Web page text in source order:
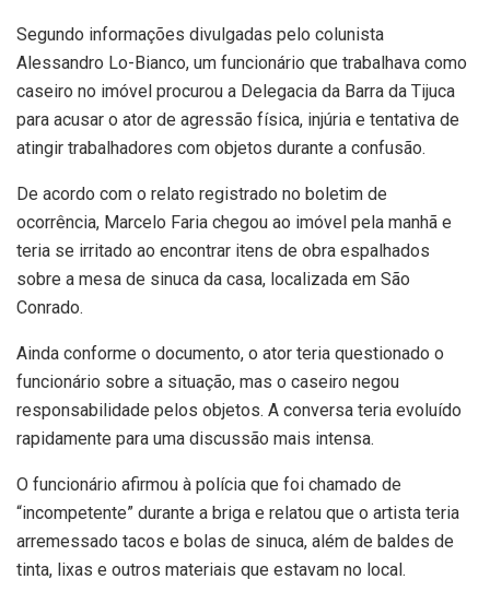
Segundo informações divulgadas pelo colunista
Alessandro Lo-Bianco, um funcionário que trabalhava como
caseiro no imóvel procurou a Delegacia da Barra da Tijuca
para acusar o ator de agressão física, injúria e tentativa de
atingir trabalhadores com objetos durante a confusão.
De acordo com o relato registrado no boletim de
ocorrência, Marcelo Faria chegou ao imóvel pela manhã e
teria se irritado ao encontrar itens de obra espalhados
sobre a mesa de sinuca da casa, localizada em São
Conrado.
Ainda conforme o documento, o ator teria questionado o
funcionário sobre a situação, mas o caseiro negou
responsabilidade pelos objetos. A conversa teria evoluído
rapidamente para uma discussão mais intensa.
O funcionário afirmou à polícia que foi chamado de
“incompetente” durante a briga e relatou que o artista teria
arremessado tacos e bolas de sinuca, além de baldes de
tinta, lixas e outros materiais que estavam no local.